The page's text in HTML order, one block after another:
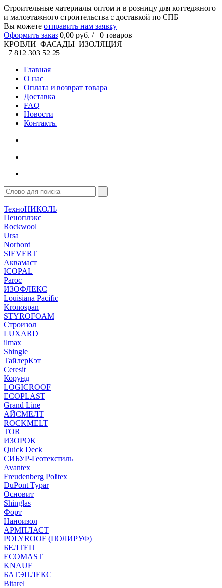
Cтроительные материалы оптом и в розницу для коттеджного
и малоэтажного строительства с доставкой по СПБ
Вы можете отправить нам заявку
Оформить заказ 0,00 руб. / 0 товаров
КРОВЛИ ФАСАДЫ ИЗОЛЯЦИЯ
+7 812 303 52 25
Главная
О нас
Оплата и возврат товара
Доставка
FAQ
Новости
Контакты
ТехноНИКОЛЬ
Пеноплэкс
Rockwool
Ursa
Norbord
SIEVERT
Аквамаст
ICOPAL
Paroc
ИЗОФЛЕКС
Louisiana Pacific
Kronospan
STYROFOAM
Строизол
LUXARD
ilmax
Shingle
ТайлерКэт
Ceresit
Корунд
LOGICROOF
ECOPLAST
Grand Line
АЙСМЕЛТ
ROCKMELT
TOR
ИЗОРОК
Quick Deck
СИБУР-Геотекстиль
Avantex
Freudenberg Politex
DuPont Typar
Основит
Shinglas
Форт
Наноизол
АРМПЛАСТ
POLYROOF (ПОЛИРУФ)
БЕЛТЕП
ECOMAST
KNAUF
БАТЭПЛЕКС
Bitarel